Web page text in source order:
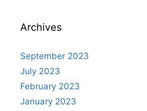
Archives
September 2023
July 2023
February 2023
January 2023